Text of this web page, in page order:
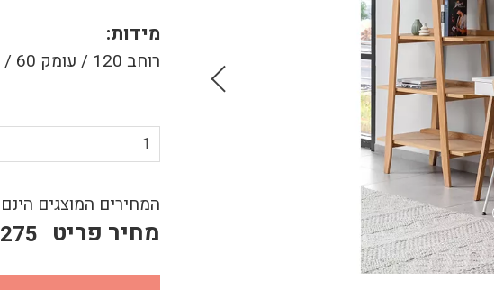
מידות:
רוחב 120 / עומק 60 / גובה 76
1
המחירים המוצגים
מחיר פריט